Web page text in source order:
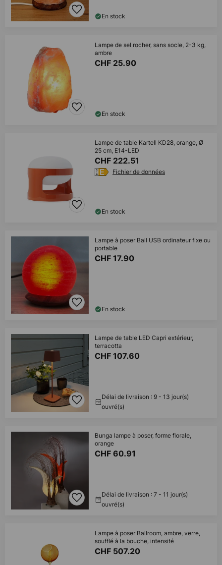
En stock
Lampe de sel rocher, sans socle, 2-3 kg,
ambre
CHF 25.90
En stock
Lampe de table Kartell KD28, orange, Ø
25 cm, E14-LED
CHF 222.51
Fichier de données
En stock
Lampe à poser Ball USB ordinateur fixe ou
portable
CHF 17.90
En stock
Lampe de table LED Capri extérieur,
terracotta
CHF 107.60
Délai de livraison : 9 - 13 jour(s)
ouvré(s)
Bunga lampe à poser, forme florale,
orange
CHF 60.91
Délai de livraison : 7 - 11 jour(s)
ouvré(s)
Lampe à poser Ballroom, ambre, verre,
soufflé à la bouche, intensité
CHF 507.20